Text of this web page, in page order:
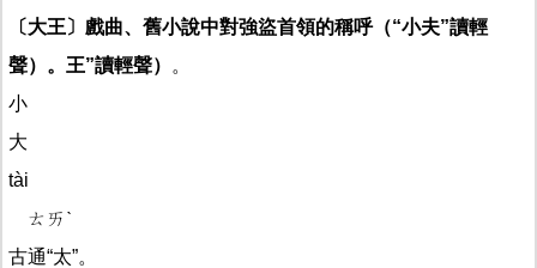
〔大王〕戲曲、舊小說中對強盜首領的稱呼（“小夫”讀輕
聲） 。王”讀輕聲）
。
小
大
tài
ㄊㄞˋ
古通“太”。